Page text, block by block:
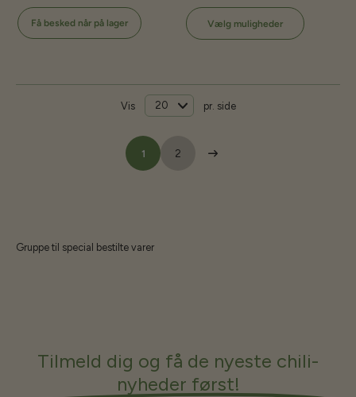
Få besked når på lager Vælg muligheder
1 2
Vis pr. side
Gruppe til special bestilte varer
Tilmeld dig og få de nyeste chili-
nyheder først!